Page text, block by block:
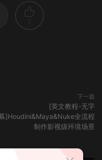
下一篇
[英文教程-无字
]Houdini&Maya&Nuke全流程
制作影视级环境场景